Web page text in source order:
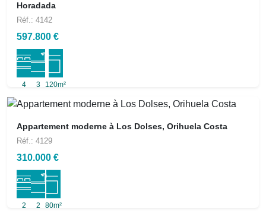
Horadada
Réf.: 4142
597.800 €
4 3 120m²
Appartement moderne à Los Dolses, Orihuela Costa
Réf.: 4129
310.000 €
2 2 80m²